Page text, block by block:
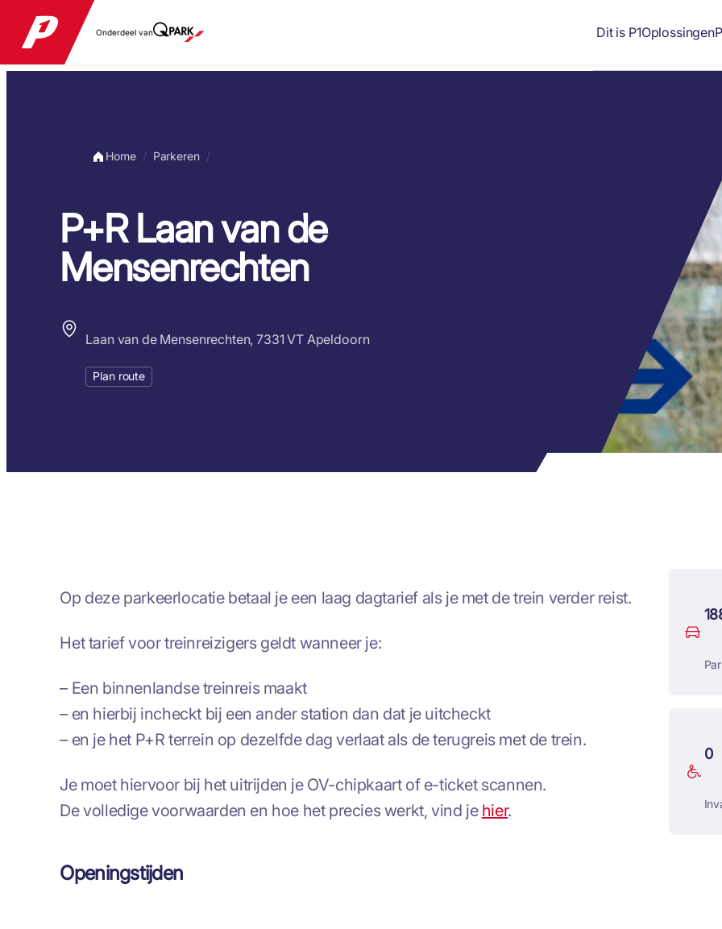
Onderdeel van Dit is P1Oplossingen
Home Parkeren
P+R Laan van de
Mensenrechten
Laan van de Mensenrechten, 7331 VT Apeldoorn
Plan route
Op deze parkeerlocatie betaal je een laag dagtarief als je met de trein verder reist.
Het tarief voor treinreizigers geldt wanneer je:
– Een binnenlandse treinreis maakt
– en hierbij incheckt bij een ander station dan dat je uitcheckt
– en je het P+R terrein op dezelfde dag verlaat als de terugreis met de trein.
Je moet hiervoor bij het uitrijden je OV-chipkaart of e-ticket scannen.
De volledige voorwaarden en hoe het precies werkt, vind je hier.
Openingstijden
0